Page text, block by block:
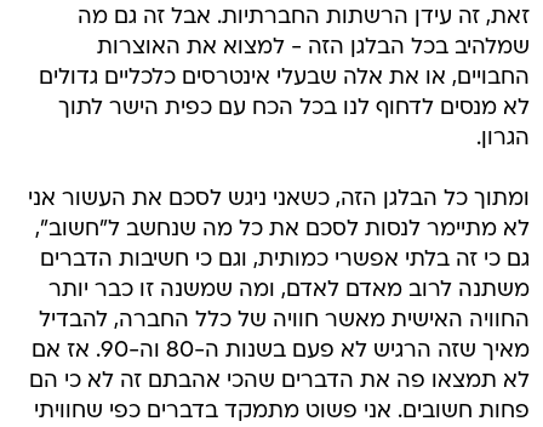
זאת, זה עידן הרשתות החברתיות. אבל זה גם מה
שמלהיב בכל הבלגן הזה - למצוא את האוצרות
החבויים, או את אלה שבעלי אינטרסים כלכליים גדולים
לא מנסים לדחוף לנו בכל הכח עם כפית הישר לתוך
הגרון.
ומתוך כל הבלגן הזה, כשאני ניגש לסכם את העשור אני
לא מתיימר לנסות לסכם את כל מה שנחשב ל"חשוב",
גם כי זה בלתי אפשרי כמותית, וגם כי חשיבות הדברים
משתנה לרוב מאדם לאדם, ומה שמשנה זו כבר יותר
החוויה האישית מאשר חוויה של כלל החברה, להבדיל
מאיך שזה הרגיש לא פעם בשנות ה-80 וה-90. אז אם
לא תמצאו פה את הדברים שהכי אהבתם זה לא כי הם
פחות חשובים. אני פשוט מתמקד בדברים כפי שחוויתי